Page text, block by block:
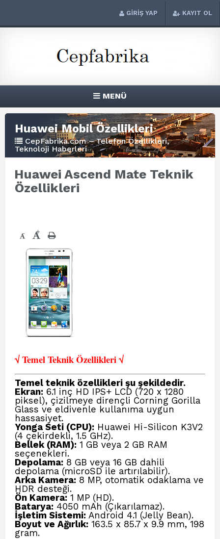
GİRİŞ YAP KAYIT OL
MENÜ
Huawei Mobil Özellikleri
CepFabrika.com – Telefon Özellikleri,
Teknoloji Haberleri
Huawei Ascend Mate Teknik
Özellikleri
- +
√ Temel Teknik Özellikleri √
Temel teknik özellikleri şu şekildedir.
Ekran: 6.1 inç HD IPS+ LCD (720 x 1280
piksel), çizilmeye dirençli Corning Gorilla
Glass ve eldivenle kullanıma uygun
hassasiyet.
Yonga Seti (CPU): Huawei Hi-Silicon K3V2
(4 çekirdekli, 1.5 GHz).
Bellek (RAM): 1 GB veya 2 GB RAM
seçenekleri.
Depolama: 8 GB veya 16 GB dahili
depolama (microSD ile artırılabilir).
Arka Kamera: 8 MP, otomatik odaklama ve
HDR desteği.
Ön Kamera: 1 MP (HD).
Batarya: 4050 mAh (Çıkarılamaz).
İşletim Sistemi: Android 4.1 (Jelly Bean).
Boyut ve Ağırlık: 163.5 x 85.7 x 9.9 mm, 198
gram.